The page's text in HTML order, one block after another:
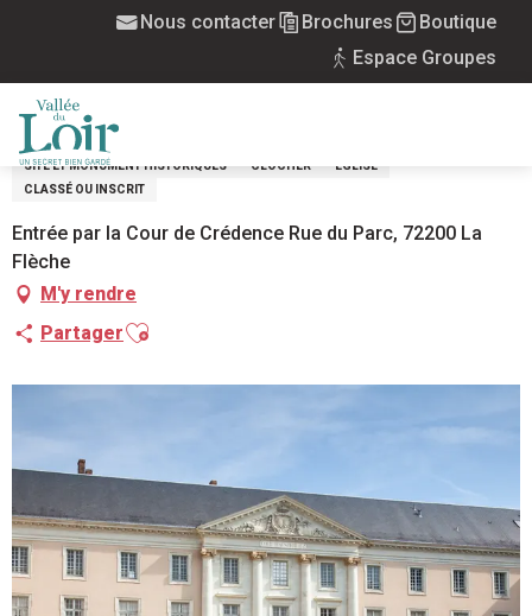
principal
Nous contacter Brochures
Boutique
Espace Groupes
Visites commentées du Prytanée National Militaire
VISITES COMMENTÉES DU PRYTANÉE
NATIONAL MILITAIRE
SITE ET MONUMENT HISTORIQUES CLOCHER
EGLISE
CLASSÉ OU INSCRIT
Entrée par la Cour de Crédence Rue du Parc, 72200 La
Flèche
M'y rendre
PartagerAjouter aux favoris